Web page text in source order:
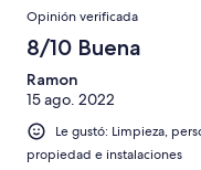
Opinión verificada
8/10 Buena
Ramon
15 ago. 2022
Le gustó: Limpieza,
propiedad e instalaciones